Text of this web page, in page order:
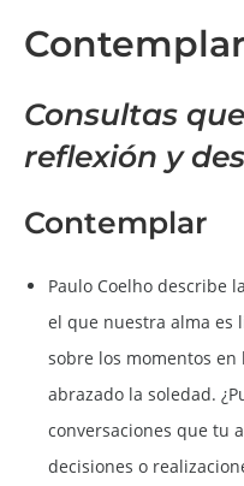
Consultas
reflexión y
Contemplar
Paulo Coelho describe
el que nuestra alma es
sobre los momentos
abrazado la soledad.
conversaciones que tu
decisiones o